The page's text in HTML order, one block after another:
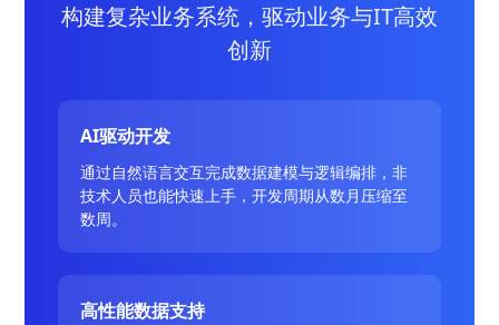
构建复杂业务系统，驱动业务与IT高效
创新
AI驱动开发
通过自然语言交互完成数据建模与逻辑编排，非
技术人员也能快速上手，开发周期从数月压缩至
数周。
高性能数据支持